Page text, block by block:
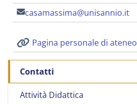
Contatti
Attività Didattica
casamassima@unisannio.it
Pagina personale di ateneo